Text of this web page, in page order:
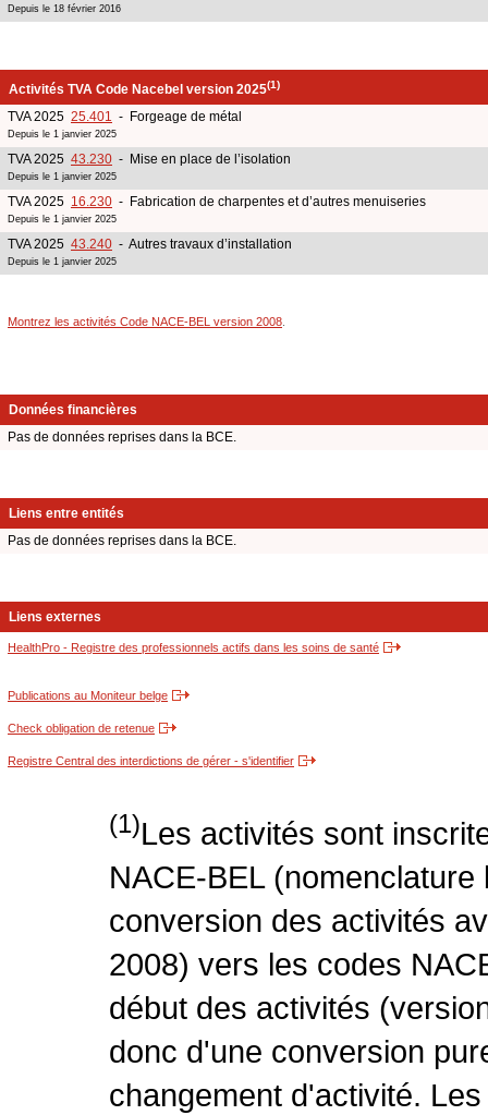
Depuis le 18 février 2016
Activités TVA Code Nacebel version 2025(1)
TVA 2025 25.401 - Forgeage de métal
Depuis le 1 janvier 2025
TVA 2025 43.230 - Mise en place de l’isolation
Depuis le 1 janvier 2025
TVA 2025 16.230 - Fabrication de charpentes et d’autres menuiseries
Depuis le 1 janvier 2025
TVA 2025 43.240 - Autres travaux d’installation
Depuis le 1 janvier 2025
Montrez les activités Code NACE-BEL version 2008
Données financières
Pas de données reprises dans la BCE.
Liens entre entités
Pas de données reprises dans la BCE.
Liens externes
HealthPro - Registre des professionnels actifs dans les soins de santé
Publications au Moniteur belge
Check obligation de retenue
Registre Central des interdictions de gérer - s'identifier
(1)Les activités sont
NACE-BEL
conversion des activités
2008) vers les codes
début des activités
donc d'une conversion
changement d'activité.